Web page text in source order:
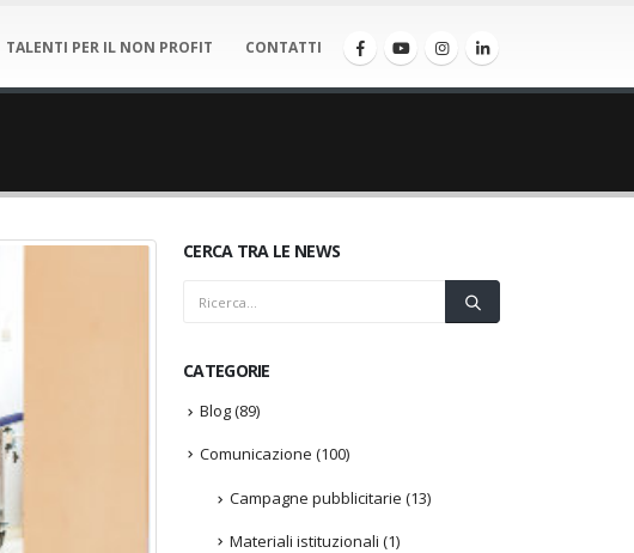
TALENTI PER IL NON PROFIT CONTATTI
CERCA TRA LE NEWS
CATEGORIE
Blog(89)
Comunicazione (100)
Campagne pubblicitarie (13)
Materiali istituzionali (1)